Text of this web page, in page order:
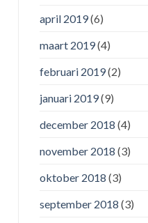
april 2019(6)
maart 2019(4)
februari 2019(2)
januari 2019(9)
december 2018 (4)
november 2018 (3)
oktober 2018 (3)
september 2018 (3)